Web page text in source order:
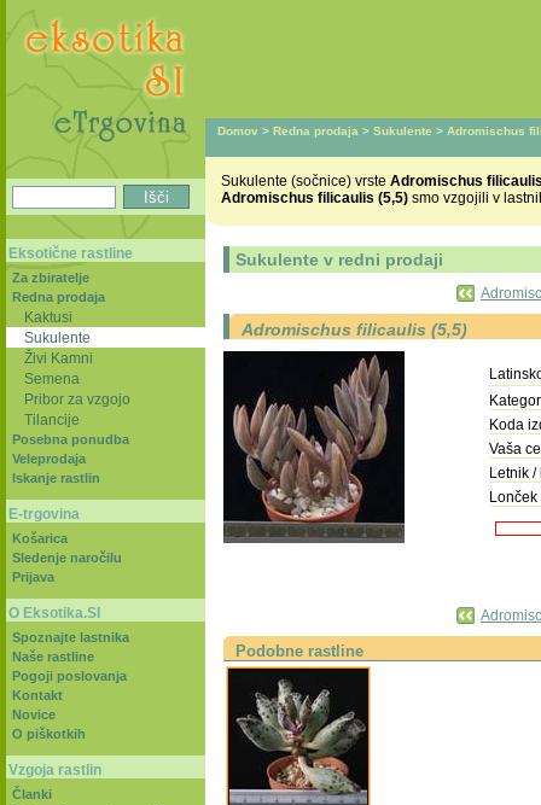
Domov > Redna prodaja > Sukulente > Adromischus
Sukulente (sočnice) vrste Adromischus
Adromischus filicaulis (5,5) smo vzgojili v
Sukulente v redni prodaji
Adromischus filicaulis (5,5)
Koda
Vaša
Letnik /
Lonček
Podobne rastline
Eksotične rastline
Za zbiratelje
Redna prodaja
Kaktusi
Sukulente
Živi Kamni
Semena
Pribor za vzgojo
Tilancije
Posebna ponudba
Veleprodaja
Iskanje rastlin
E-trgovina
Košarica
Sledenje naročilu
Prijava
O Eksotika.SI
Spoznajte lastnika
Naše rastline
Pogoji poslovanja
Kontakt
Novice
O piškotkih
Vzgoja rastlin
Članki